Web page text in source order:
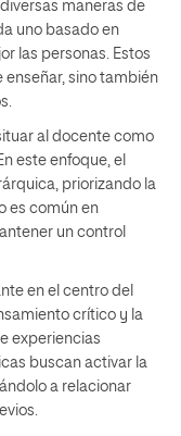
maneras de
uno basado en
las personas. Estos
enseñar, sino también
al docente como
En este enfoque, el
priorizando la
es común en
un control
en el centro del
crítico y la
experiencias
buscan activar la
a relacionar